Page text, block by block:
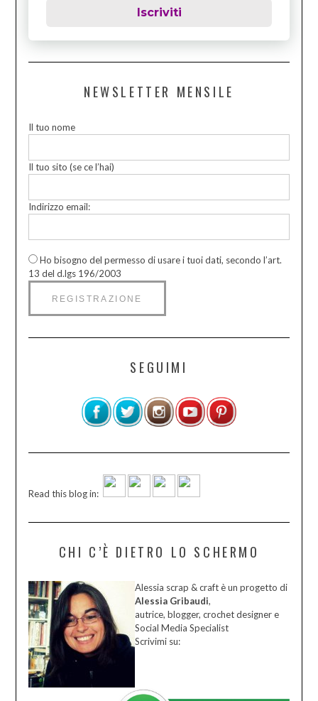
Iscriviti
NEWSLETTER MENSILE
Il tuo nome
Il tuo sito (se ce l’hai)
Indirizzo email:
Ho bisogno del permesso di usare i tuoi dati, secondo l’art.
13 del d.lgs 196/2003
SEGUIMI
Read this blog in:
CHI C’È DIETRO LO SCHERMO
Alessia scrap & craft è un progetto di
Alessia Gribaudi,
autrice, blogger, crochet designer e
Social Media Specialist
Scrivimi su: